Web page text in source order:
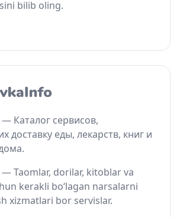
bilib oling.
Каталог сервисов,
доставку еды, лекарств, книг и
Taomlar, dorilar, kitoblar va
kerakli bo‘lagan narsalarni
xizmatlari bor servislar.